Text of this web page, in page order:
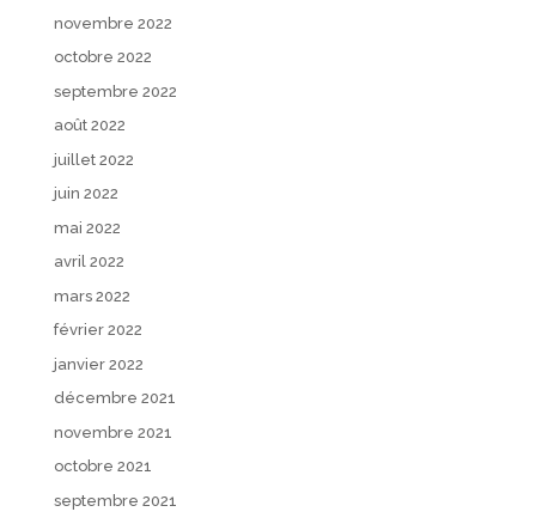
novembre 2022
octobre 2022
septembre 2022
août 2022
juillet 2022
juin 2022
mai 2022
avril 2022
mars 2022
février 2022
janvier 2022
décembre 2021
novembre 2021
octobre 2021
septembre 2021